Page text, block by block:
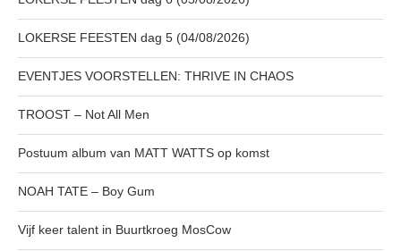
LOKERSE FEESTEN dag 5 (04/08/2026)
EVENTJES VOORSTELLEN: THRIVE IN CHAOS
TROOST – Not All Men
Postuum album van MATT WATTS op komst
NOAH TATE – Boy Gum
Vijf keer talent in Buurtkroeg MosCow